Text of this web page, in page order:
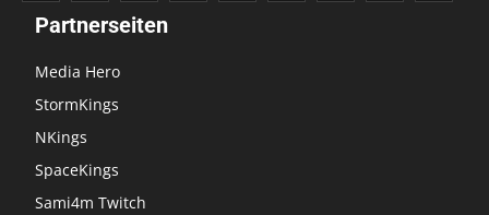
Partnerseiten
Media Hero
StormKings
NKings
SpaceKings
Sami4m Twitch